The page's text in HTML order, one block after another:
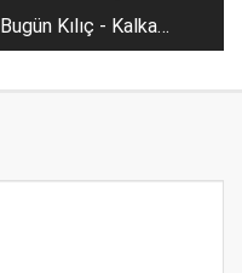
Bugün Kılıç - Kalkan
Ekibi Oldum!